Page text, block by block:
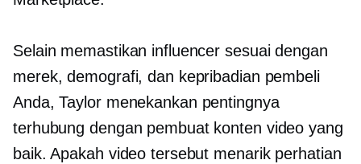
Selain memastikan influencer sesuai dengan
merek, demografi, dan kepribadian pembeli
Anda, Taylor menekankan pentingnya
terhubung dengan pembuat konten video yang
baik. Apakah video tersebut menarik perhatian